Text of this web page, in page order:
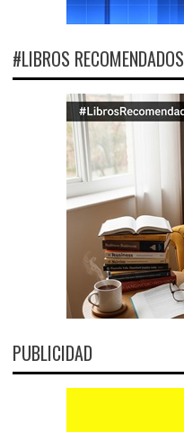
#LIBROS RECOMENDADOS
PUBLICIDAD